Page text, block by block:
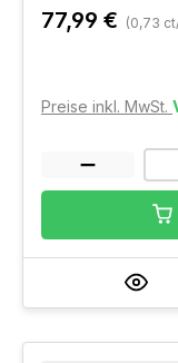
77,99 € (0,73
Preise inkl. MwSt.